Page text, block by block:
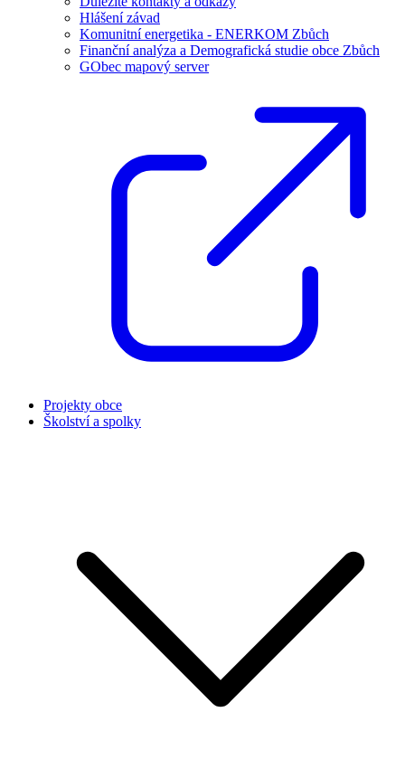
Hlášení závad
Komunitní energetika - ENERKOM Zbůch
Finanční analýza a Demografická studie obce Zbůch
GObec mapový server
Projekty obce
Školství a spolky